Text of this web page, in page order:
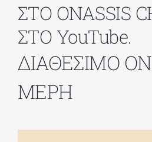
ΔΗΜΟΙ
ΣΤΟ ONASSIS
ΣΤΟ YouTube.
ΔΙΑΘΕΣΙΜΟ
ΜΕΡΗ